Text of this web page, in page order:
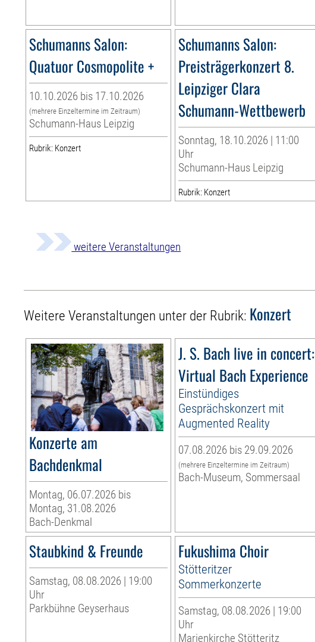
Schumanns Salon:
Quatuor Cosmopolite +
10.10.2026 bis 17.10.2026
(mehrere Einzeltermine im Zeitraum)
Schumann-Haus Leipzig
Rubrik: Konzert
Schumanns Salon:
Preisträgerkonzert 8.
Leipziger Clara
Schumann-Wettbewerb
Sonntag, 18.10.2026 | 11:00
Uhr
Schumann-Haus Leipzig
Rubrik: Konzert
weitere Veranstaltungen
Weitere Veranstaltungen unter der Rubrik: Konzert
Konzerte am
Bachdenkmal
Montag, 06.07.2026 bis
Montag, 31.08.2026
Bach-Denkmal
J. S. Bach live in concert:
Virtual Bach Experience
Einstündiges
Gesprächskonzert mit
Augmented Reality
07.08.2026 bis 29.09.2026
(mehrere Einzeltermine im Zeitraum)
Bach-Museum, Sommersaal
Staubkind & Freunde
Samstag, 08.08.2026 | 19:00
Uhr
Parkbühne Geyserhaus
Fukushima Choir
Stötteritzer
Sommerkonzerte
Samstag, 08.08.2026 | 19:00
Uhr
Marienkirche Stötteritz